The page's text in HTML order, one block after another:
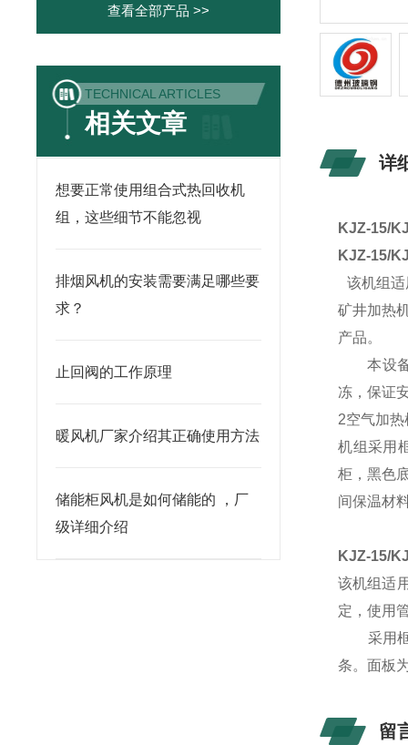
查看全部产品 >>
TECHNICAL ARTICLES
相关文章
想要正常使用组合式热回收机
组，这些细节不能忽视
排烟风机的安装需要满足哪些要
求？
止回阀的工作原理
暖风机厂家介绍其正确使用方法
储能柜风机是如何储能的 ，厂
级详细介绍
详
KJZ-15/
KJZ-15/
该机组
矿井加热
产品。
本设备
冻，保证
2空气加
机组采用
柜，黑色
间保温材
KJZ-15/
该机组适
定，使用
采用框
条。面板
留